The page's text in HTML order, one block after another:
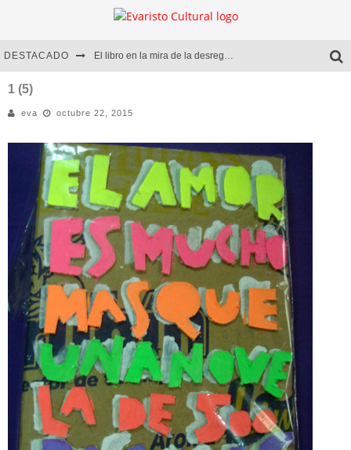
DESTACADO El libro en la mira de la desregulación
Diego Meret | Hotel Acapulco
Alejandra Correa | La nieve
1 (5)
eva octubre 22, 2015